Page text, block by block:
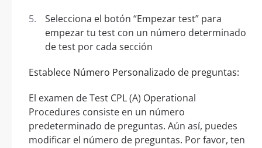
Selecciona el botón “Empezar test” para
empezar tu test con un número determinado
de test por cada sección
Establece Número Personalizado de preguntas:
El examen de Test CPL (A) Operational
Procedures consiste en un número
predeterminado de preguntas. Aún así, puedes
modificar el número de preguntas. Por favor, ten